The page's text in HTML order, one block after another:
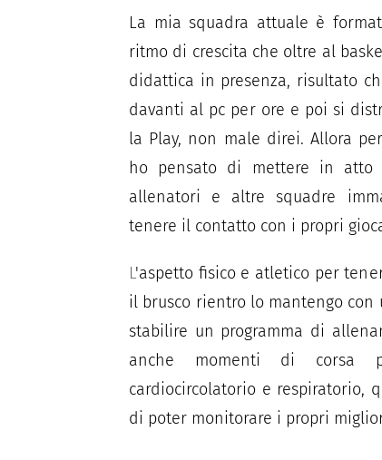
La mia squadra attuale è
ritmo di crescita che oltre al
didattica in presenza, risultato
davanti al pc per ore e poi si
la Play, non male direi. Allora
ho pensato di mettere in atto
allenatori e altre squadre
tenere il contatto con i propri
L'aspetto fisico e atletico per
il brusco rientro lo mantengo con
stabilire un programma di
anche momenti di corsa
cardiocircolatorio e respiratorio,
di poter monitorare i propri